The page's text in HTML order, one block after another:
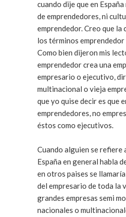
cuando dije que en
de emprendedores, ni
emprendedor. Creo que la confusión viene de
los términos
Como bien dijeron mis
emprendedor crea una
empresario o ejecutivo,
multinacional o vieja
que yo quise decir es que
emprendedores, no
éstos como ejecutivos.
Cuando alguien se refiere
España en general habla
en otros paises se
del empresario de toda la
grandes empresas semi
nacionales o multinacionales.